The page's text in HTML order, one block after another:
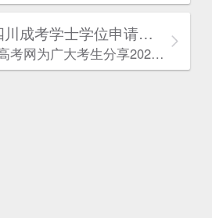
2025年‌‌‌‌四川成考学士学位申请条件
四川成人高考网​为广大考生分享2025年‌‌‌‌四川成考学士学位申请条件。为广大在职人员和社会人士提供学历提升的机会。更多四川成考考试信息，欢迎在线访问四川成人高考网。